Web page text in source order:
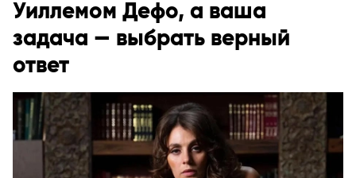
Уиллемом Дефо, а ваша
задача — выбрать верный
ответ